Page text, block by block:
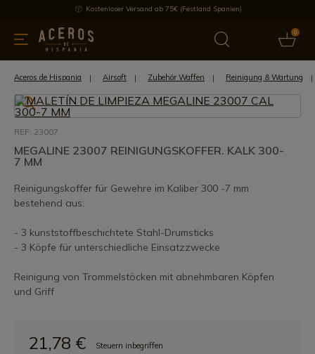
Kostenloser Versand ab 75€ (Festland Spanien)
0
Bietet Aktuelles Bestseller
Aceros de Hispania Airsoft Zubehör Waffen Reinigung & Wartung
REF: 23007
MEGALINE 23007 REINIGUNGSKOFFER. KALK 300-
7 MM
Reinigungskoffer für Gewehre im Kaliber 300 -7 mm
bestehend aus:
- 3 kunststoffbeschichtete Stahl-Drumsticks
- 3 Köpfe für unterschiedliche Einsatzzwecke
Reinigung von Trommelstöcken mit abnehmbaren Köpfen
und Griff
21,78 € Steuern inbegriffen